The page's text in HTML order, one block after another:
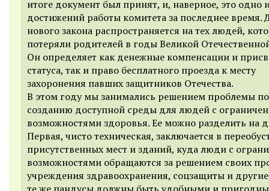
итоге документ был принят, и, наверное, это одно
достижений работы комитета за последнее время.
нового закона распространяется на тех людей,
потеряли родителей в годы Великой
Он определяет как денежные компенсации и
статуса, так и право бесплатного проезда к месту
захоронения павших защитников Отечества.
В этом году мы занимались решением проблемы по
созданию доступной среды для людей с
возможностями здоровья. Ее можно разделить на
Первая, чисто техническая, заключается в
присутственных мест и зданий, куда люди с
возможностями обращаются за решением своих
учреждения здравоохранения, соцзащиты и